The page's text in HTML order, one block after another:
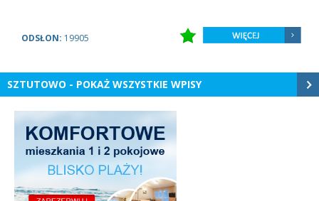
ODSŁON: 19905
SZTUTOWO - POKAŻ WSZYSTKIE WPISY